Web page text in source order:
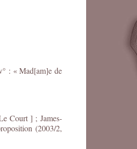
: « Mad[am]e de
Court ] ; James-
(2003/2,